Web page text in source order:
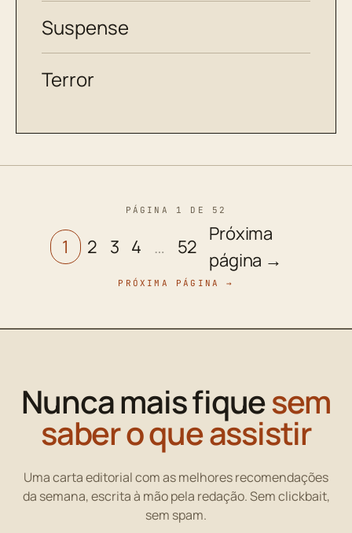
Suspense
Terror
PÁGINA 1 DE 52
1 2 3 4 … 52
Próxima
página →
PRÓXIMA PÁGINA →
Nunca mais fiquesem
saber o que assistir
Uma carta editorial com as melhores recomendações
da semana, escrita à mão pela redação. Sem clickbait,
sem spam.